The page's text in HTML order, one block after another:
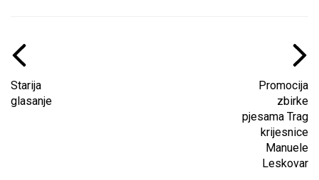
Starija
glasanje
Promocija
zbirke
pjesama Trag
krijesnice
Manuele
Leskovar